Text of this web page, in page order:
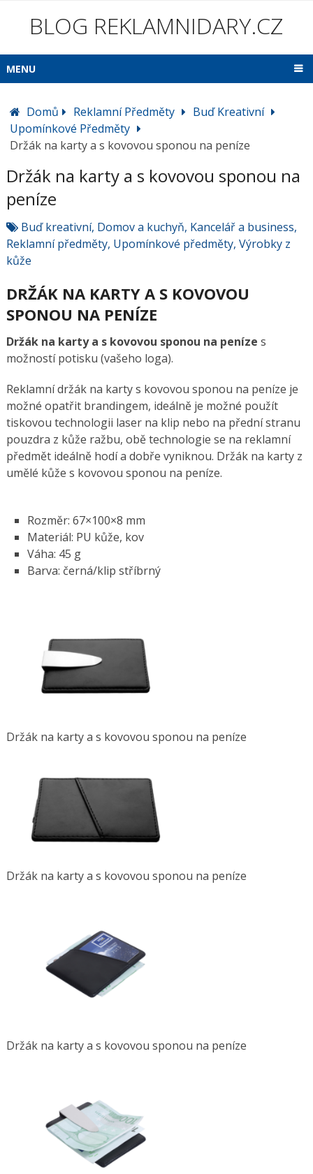
BLOG REKLAMNIDARY.CZ
MENU
Domů Reklamní Předměty
Buď Kreativní
Upomínkové Předměty
Držák na karty a s kovovou sponou na peníze
Držák na karty a s kovovou sponou na
peníze
Buď kreativní, Domov a kuchyň, Kancelář a business,
Reklamní předměty, Upomínkové předměty, Výrobky z
kůže
DRŽÁK NA KARTY A S KOVOVOU
SPONOU NA PENÍZE
Držák na karty a s kovovou sponou na peníze s
možností potisku (vašeho loga).
Reklamní držák na karty s kovovou sponou na peníze je
možné opatřit brandingem, ideálně je možné použít
tiskovou technologii laser na klip nebo na přední stranu
pouzdra z kůže ražbu, obě technologie se na reklamní
předmět ideálně hodí a dobře vyniknou. Držák na karty z
umělé kůže s kovovou sponou na peníze.
Rozměr: 67×100×8 mm
Materiál: PU kůže, kov
Váha: 45 g
Barva: černá/klip stříbrný
Držák na karty a s kovovou sponou na peníze
Držák na karty a s kovovou sponou na peníze
Držák na karty a s kovovou sponou na peníze